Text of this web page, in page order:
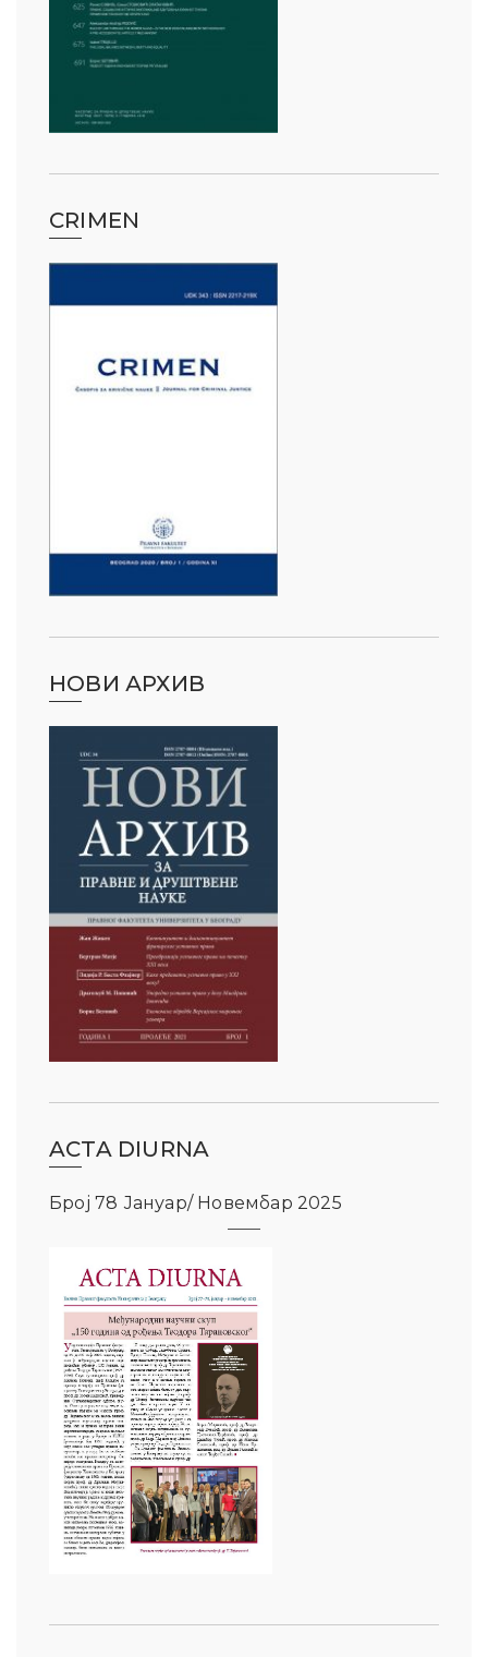
CRIMEN
НОВИ АРХИВ
ACTA DIURNA
Број 78 Јануар/ Новембар 2025